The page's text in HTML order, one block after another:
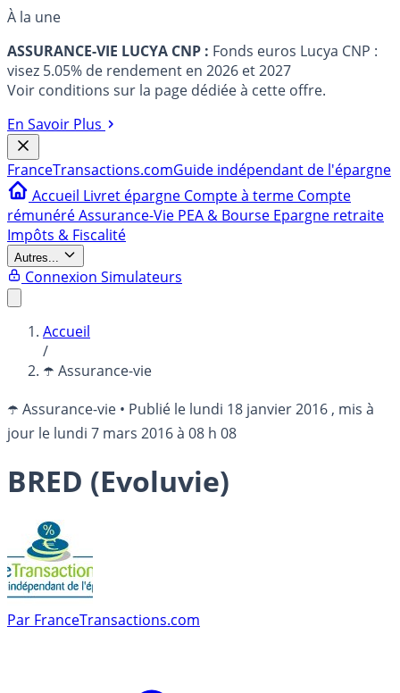
À la une
ASSURANCE-VIE LUCYA CNP : Fonds euros Lucya CNP :
visez 5.05% de rendement en 2026 et 2027
Voir conditions sur la page dédiée à cette offre.
En Savoir Plus
FranceTransactions.comGuide indépendant de l'épargne
Accueil Livret épargne Compte à terme Compte
rémunéréAssurance-Vie PEA & Bourse Epargne retraite
Impôts & Fiscalité
Autres...
Connexion Simulateurs
Accueil
/
☂️ Assurance-vie
☂️ Assurance-vie • Publié le lundi 18 janvier 2016 , mis à
jour le lundi 7 mars 2016 à 08 h 08
BRED (Evoluvie)
Par FranceTransactions.com